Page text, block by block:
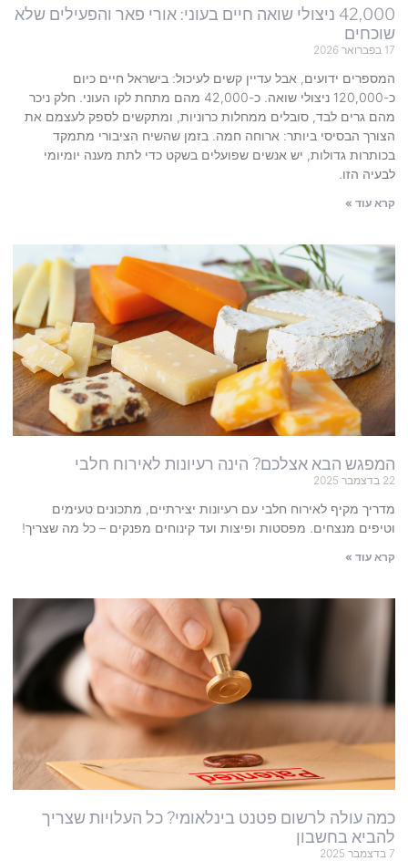
42,000 ניצולי שואה חיים בעוני: אורי פאר והפעילים שלא
שוכחים
17 בפברואר 2026
המספרים ידועים, אבל עדיין קשים לעיכול: בישראל חיים כיום
כ-120,000 ניצולי שואה. כ-42,000 מהם מתחת לקו העוני. חלק ניכר
מהם גרים לבד, סובלים ממחלות כרוניות, ומתקשים לספק לעצמם את
הצורך הבסיסי ביותר: ארוחה חמה. בזמן שהשיח הציבורי מתמקד
בכותרות גדולות, יש אנשים שפועלים בשקט כדי לתת מענה יומיומי
לבעיה הזו.
קרא עוד »
המפגש הבא אצלכם? הינה רעיונות לאירוח חלבי
22 בדצמבר 2025
מדריך מקיף לאירוח חלבי עם רעיונות יצירתיים, מתכונים טעימים
וטיפים מנצחים. מפסטות ופיצות ועד קינוחים מפנקים – כל מה שצריך!
קרא עוד »
כמה עולה לרשום פטנט בינלאומי? כל העלויות שצריך
להביא בחשבון
7 בדצמבר 2025